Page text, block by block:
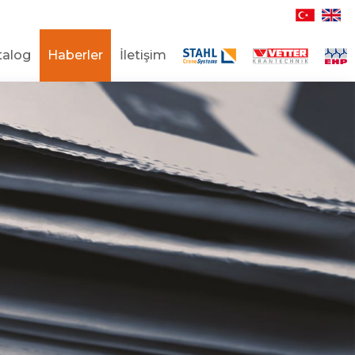
Haberler İletişim